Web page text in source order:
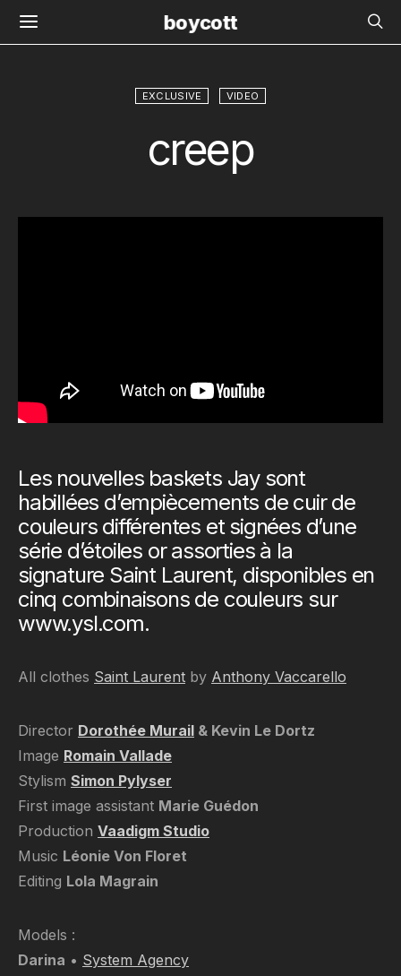
boycott
EXCLUSIVE VIDEO
creep
Les nouvelles baskets Jay sont
habillées d’empiècements de cuir de
couleurs différentes et signées d’une
série d’étoiles or assorties à la
signature Saint Laurent, disponibles en
cinq combinaisons de couleurs sur
www.ysl.com.
All clothes Saint Laurent by Anthony Vaccarello
Director Dorothée Murail & Kevin Le Dortz
Image Romain Vallade
Stylism Simon Pylyser
First image assistant Marie Guédon
Production Vaadigm Studio
Music Léonie Von Floret
Editing Lola Magrain
Models :
Darina • System Agency